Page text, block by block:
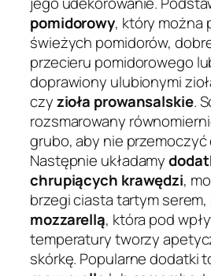
pomidorowy, który można
świeżych pomidorów,
przecieru pomidorowego
doprawiony ulubionymi
czyzioła prowansalskie.
rozsmarowany
grubo, aby nie przemoczyć
Następnie układamy
chrupiących krawędzi,
brzegi ciasta tartym serem,
mozzarellą, która pod
temperatury tworzy
skórkę. Popularne dodatki